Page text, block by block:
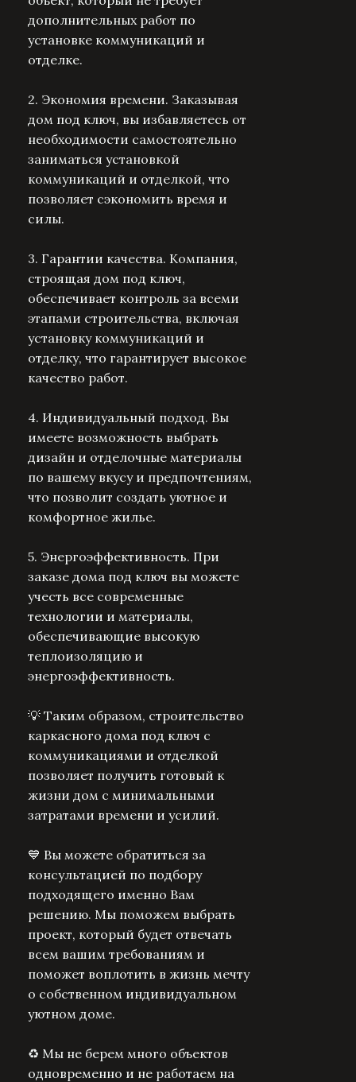
дополнительных работ по
установке коммуникаций и
отделке.
2. Экономия времени. Заказывая
дом под ключ, вы избавляетесь от
необходимости самостоятельно
заниматься установкой
коммуникаций и отделкой, что
позволяет сэкономить время и
силы.
3. Гарантии качества. Компания,
строящая дом под ключ,
обеспечивает контроль за всеми
этапами строительства, включая
установку коммуникаций и
отделку, что гарантирует высокое
качество работ.
4. Индивидуальный подход. Вы
имеете возможность выбрать
дизайн и отделочные материалы
по вашему вкусу и предпочтениям,
что позволит создать уютное и
комфортное жилье.
5. Энергоэффективность. При
заказе дома под ключ вы можете
учесть все современные
технологии и материалы,
обеспечивающие высокую
теплоизоляцию и
энергоэффективность.
💡 Таким образом, строительство
каркасного дома под ключ с
коммуникациями и отделкой
позволяет получить готовый к
жизни дом с минимальными
затратами времени и усилий.
💙 Вы можете обратиться за
консультацией по подбору
подходящего именно Вам
решению. Мы поможем выбрать
проект, который будет отвечать
всем вашим требованиям и
поможет воплотить в жизнь мечту
о собственном индивидуальном
уютном доме.
♻️ Мы не берем много объектов
одновременно и не работаем на